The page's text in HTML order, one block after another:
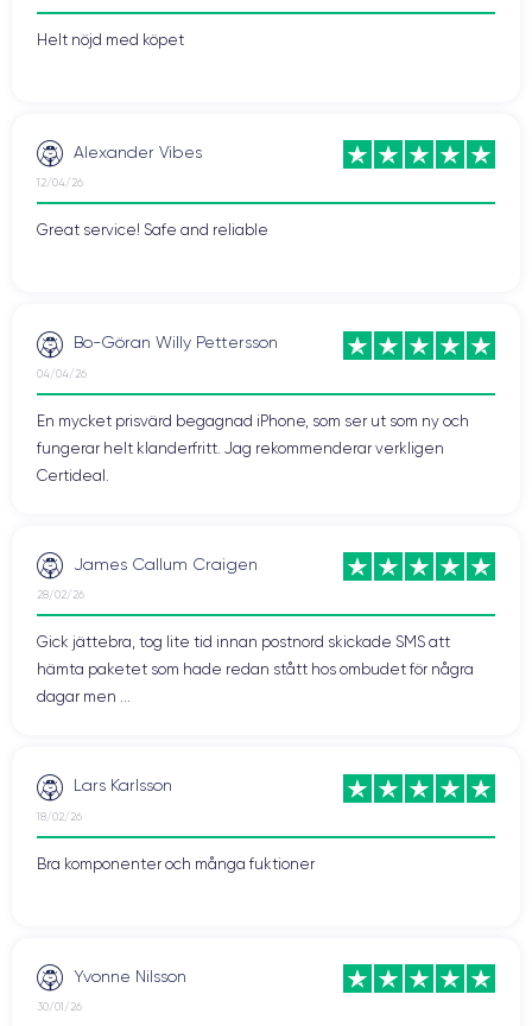
Helt nöjd med köpet
Alexander Vibes
12/04/26
Great service! Safe and reliable
Bo-Göran Willy Pettersson
04/04/26
En mycket prisvärd begagnad iPhone, som ser ut som ny och
fungerar helt klanderfritt. Jag rekommenderar verkligen
Certideal.
James Callum Craigen
28/02/26
Gick jättebra, tog lite tid innan postnord skickade SMS att
hämta paketet som hade redan stått hos ombudet för några
dagar men ...
Lars Karlsson
18/02/26
Bra komponenter och många fuktioner
Yvonne Nilsson
30/01/26